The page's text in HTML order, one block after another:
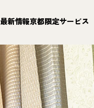
最新情報京都限定サービス